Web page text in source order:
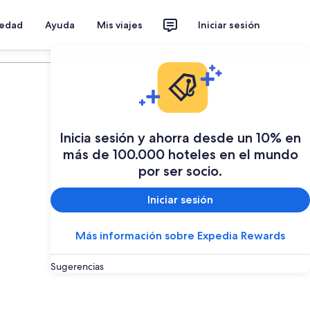
Ayuda Mis viajes Iniciar sesión
Inicia sesión y ahorra desde un 10% en
más de 100.000 hoteles en el mundo
por ser socio.
Iniciar sesión
Más información sobre Expedia Rewards
Sugerencias